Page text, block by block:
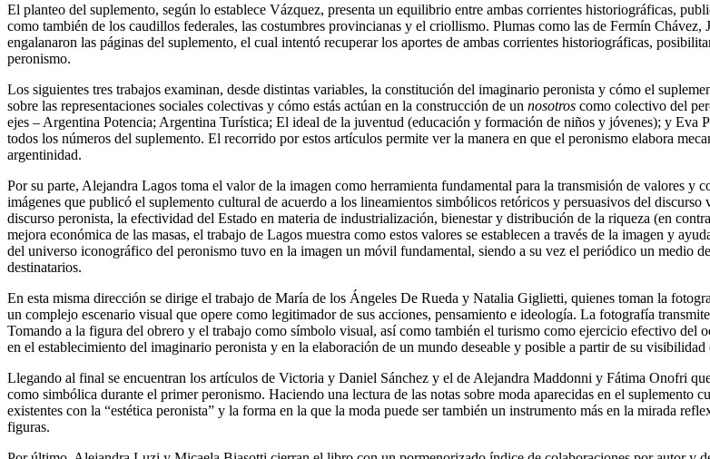
El planteo del suplemento, según lo establece Vázquez, presenta un equilibrio entre ambas corrientes historiográficas,
como también de los caudillos federales, las costumbres provincianas y el criollismo. Plumas como las de Fermín
engalanaron las páginas del suplemento, el cual intentó recuperar los aportes de ambas corrientes historiográficas,
peronismo.
Los siguientes tres trabajos examinan, desde distintas variables, la constitución del imaginario peronista y cómo el
sobre las representaciones sociales colectivas y cómo estás actúan en la construcción de un nosotros como colectivo del
ejes – Argentina Potencia; Argentina Turística; El ideal de la juventud (educación y formación de niños y jóvenes); y Eva
todos los números del suplemento. El recorrido por estos artículos permite ver la manera en que el peronismo elabora
argentinidad.
Por su parte, Alejandra Lagos toma el valor de la imagen como herramienta fundamental para la transmisión de valores
imágenes que publicó el suplemento cultural de acuerdo a los lineamientos simbólicos retóricos y persuasivos del
discurso peronista, la efectividad del Estado en materia de industrialización, bienestar y distribución de la riqueza (en
mejora económica de las masas, el trabajo de Lagos muestra como estos valores se establecen a través de la imagen y
del universo iconográfico del peronismo tuvo en la imagen un móvil fundamental, siendo a su vez el periódico un medio
destinatarios.
En esta misma dirección se dirige el trabajo de María de los Ángeles De Rueda y Natalia Giglietti, quienes toman la
un complejo escenario visual que opere como legitimador de sus acciones, pensamiento e ideología. La fotografía
Tomando a la figura del obrero y el trabajo como símbolo visual, así como también el turismo como ejercicio efectivo del
en el establecimiento del imaginario peronista y en la elaboración de un mundo deseable y posible a partir de su visibilidad
Llegando al final se encuentran los artículos de Victoria y Daniel Sánchez y el de Alejandra Maddonni y Fátima Onofri
como simbólica durante el primer peronismo. Haciendo una lectura de las notas sobre moda aparecidas en el suplemento
existentes con la “estética peronista” y la forma en la que la moda puede ser también un instrumento más en la mirada
figuras.